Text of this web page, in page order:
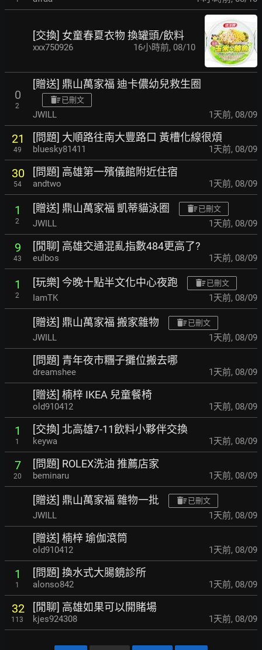
[交換] 女童春夏衣物 換罐頭/飲料
xxx750926 16小時前, 08/10
0
2
[贈送] 鼎山萬家福 迪卡儂幼兒救生圈
已刪文
JWILL 1天前, 08/09
21
49
[問題] 大順路往南大豐路口 黃槽化線很煩
bluesky81411 1天前, 08/09
30
54
[問題] 高雄第一殯儀館附近住宿
andtwo 1天前, 08/09
1
2
[贈送] 鼎山萬家福 凱蒂貓泳圈 已刪文
JWILL 1天前, 08/09
9
43
[閒聊] 高雄交通混亂指數484更高了?
eulbos 1天前, 08/09
1
2
[玩樂] 今晚十點半文化中心夜跑 已刪文
IamTK 1天前, 08/09
[贈送] 鼎山萬家福 搬家雜物 已刪文
JWILL 1天前, 08/09
[問題] 青年夜市糰子攤位搬去哪
dreamshee 1天前, 08/09
[贈送] 楠梓 IKEA 兒童餐椅
old910412 1天前, 08/09
1
1
[交換] 北高雄7-11飲料小夥伴交換
keywa 1天前, 08/09
7
20
[問題] ROLEX洗油 推薦店家
beminaru 1天前, 08/09
[贈送] 鼎山萬家福 雜物一批 已刪文
JWILL 1天前, 08/09
[贈送] 楠梓 瑜伽滾筒
old910412 1天前, 08/09
1
1
[問題] 換水式大腸鏡診所
alonso842 1天前, 08/09
32
113
[閒聊] 高雄如果可以開賭場
kjes924308 1天前, 08/09